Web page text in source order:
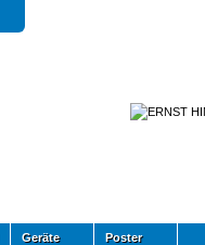
Geräte
Poster